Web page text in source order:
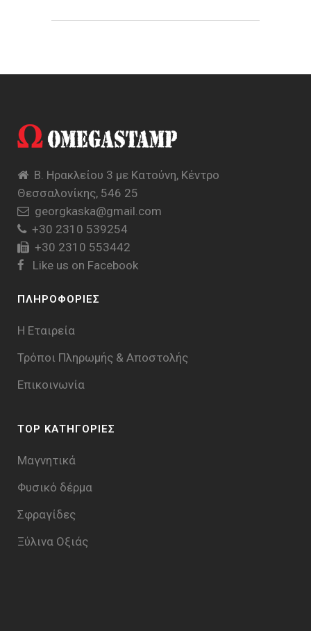
Β. Ηρακλείου 3 με Κατούνη, Κέντρο
Θεσσαλονίκης, 546 25
georgkaska@gmail.com
+30 2310 539254
+30 2310 553442
Like us on Facebook
ΠΛΗΡΟΦΟΡΙΕΣ
Η Εταιρεία
Τρόποι Πληρωμής & Aποστολής
Επικοινωνία
TOP ΚΑΤΗΓΟΡΙΕΣ
Μαγνητικά
Φυσικό δέρμα
Σφραγίδες
Ξύλινα Οξιάς